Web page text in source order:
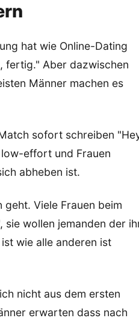
hat wie Online-Dating
fertig." Aber dazwischen
Männer machen es
sofort schreiben
effort und Frauen
abheben ist.
Viele Frauen beim
sie wollen jemanden der
wie alle anderen ist
nicht aus dem ersten
erwarten dass nach